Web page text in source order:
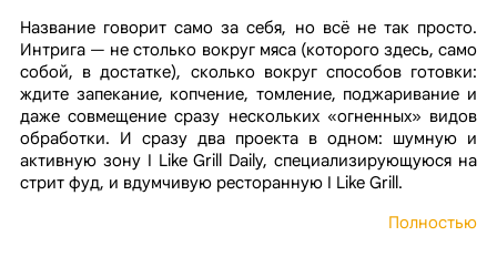
Название говорит само за себя, но всё не так просто.
Интрига — не столько вокруг мяса (которого здесь, само
собой, в достатке), сколько вокруг способов готовки:
ждите запекание, копчение, томление, поджаривание и
даже совмещение сразу нескольких «огненных» видов
обработки. И сразу два проекта в одном: шумную и
активную зону I Like Grill Daily, специализирующуюся на
стрит фуд, и вдумчивую ресторанную I Like Grill.
Полностью